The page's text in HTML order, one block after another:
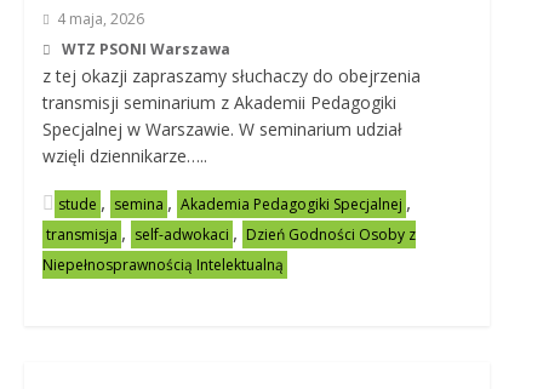
4 maja, 2026
WTZ PSONI Warszawa
z tej okazji zapraszamy słuchaczy do obejrzenia
transmisji seminarium z Akademii Pedagogiki
Specjalnej w Warszawie. W seminarium udział
wzięli dziennikarze…..
stude , semina , Akademia Pedagogiki Specjalnej ,
transmisja , self-adwokaci , Dzień Godności Osoby z
Niepełnosprawnością Intelektualną